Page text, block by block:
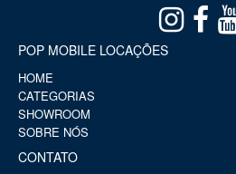
POP MOBILE LOCAÇÕES
HOME
CATEGORIAS
SHOWROOM
SOBRE NÓS
CONTATO